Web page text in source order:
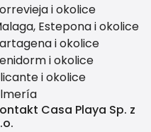
i okolice
Estepona i okolice
i okolice
i okolice
i okolice
Casa Playa Sp. z